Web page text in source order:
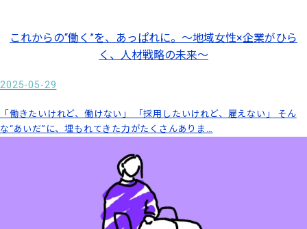
これからの“働く”を、あっぱれに。〜地域女性×企業がひら
く、人材戦略の未来〜
2025-05-29
「働きたいけれど、働けない」 「採用したいけれど、雇えない」 そん
な“あいだ”に、埋もれてきた力がたくさんありま…